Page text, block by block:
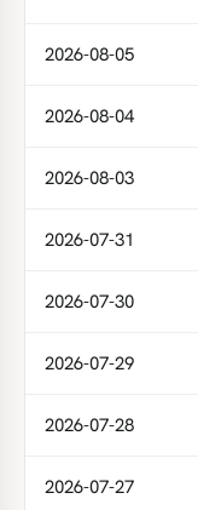
2026-08-05
2026-08-04
2026-08-03
2026-07-31
2026-07-30
2026-07-29
2026-07-28
2026-07-27